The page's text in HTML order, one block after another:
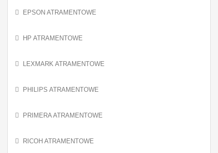
EPSON ATRAMENTOWE
HP ATRAMENTOWE
LEXMARK ATRAMENTOWE
PHILIPS ATRAMENTOWE
PRIMERA ATRAMENTOWE
RICOH ATRAMENTOWE